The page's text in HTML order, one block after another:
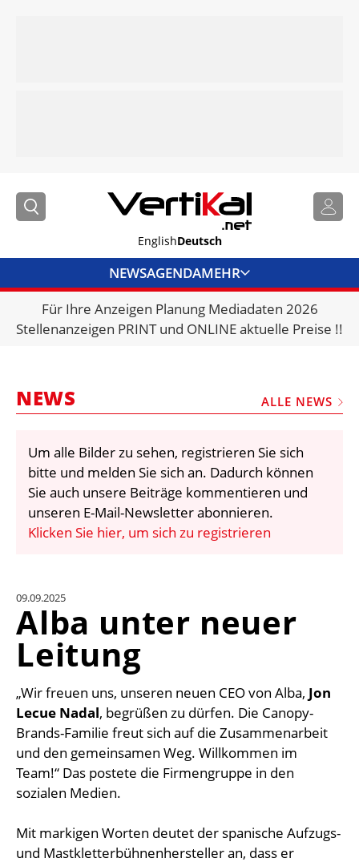
EnglishDeutsch
NEWSAGENDAMEHR
BRANCHENLINKS
VERMIETER
VIDEOS
BIBLIOTHEK
KRAN & BÜHNE
KONTAKT
Für Ihre Anzeigen Planung Mediadaten 2026
Stellenanzeigen PRINT und ONLINE aktuelle Preise !!
NEWS ALLE NEWS
Um alle Bilder zu sehen, registrieren Sie sich
bitte und melden Sie sich an. Dadurch können
Sie auch unsere Beiträge kommentieren und
unseren E-Mail-Newsletter abonnieren.
Klicken Sie hier, um sich zu registrieren
09.09.2025
Alba unter neuer
Leitung
„Wir freuen uns, unseren neuen CEO von Alba, Jon
Lecue Nadal, begrüßen zu dürfen. Die Canopy-
Brands-Familie freut sich auf die Zusammenarbeit
und den gemeinsamen Weg. Willkommen im
Team!“ Das postete die Firmengruppe in den
sozialen Medien.
Mit markigen Worten deutet der spanische Aufzugs-
und Mastkletterbühnenhersteller an, dass er